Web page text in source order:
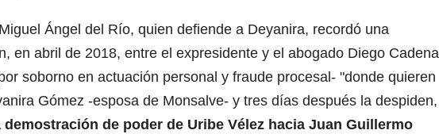
Ángel del Río, quien defiende a Deyanira, recordó una
en abril de 2018, entre el expresidente y el abogado Diego Cadena
soborno en actuación personal y fraude procesal- "donde quieren
Gómez -esposa de Monsalve- y tres días después la despiden,
demostración de poder de Uribe Vélez hacia Juan Guillermo